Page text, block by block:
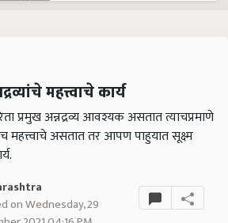
महत्त्वाचे कार्य
प्रमुख अन्नद्रव्य आवश्यक असतात त्याचप्रमाणे
महत्त्वाचे असतात तर आपण पाहुयात सूक्ष्म
on Wednesday, 29